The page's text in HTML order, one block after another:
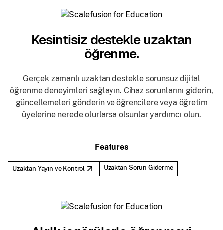
Kesintisiz destekle uzaktan
öğrenme.
Gerçek zamanlı uzaktan destekle sorunsuz dijital
öğrenme deneyimleri sağlayın. Cihaz sorunlarını giderin,
güncellemeleri gönderin ve öğrencilere veya öğretim
üyelerine nerede olurlarsa olsunlar yardımcı olun.
Features
Uzaktan Yayın ve Kontrol Uzaktan Sorun Giderme